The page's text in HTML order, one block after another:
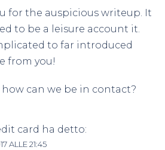
for the auspicious writeup. It
to be a leisure account it.
to far introduced
from you!
how can we be in contact?
card ha detto:
ALLE 21:45